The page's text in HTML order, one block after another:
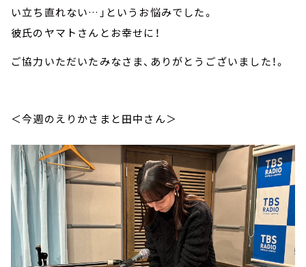
い立ち直れない…」というお悩みでした。
彼氏のヤマトさんとお幸せに！
ご協力いただいたみなさま、ありがとうございました！。
＜今週のえりかさま と田中さん＞